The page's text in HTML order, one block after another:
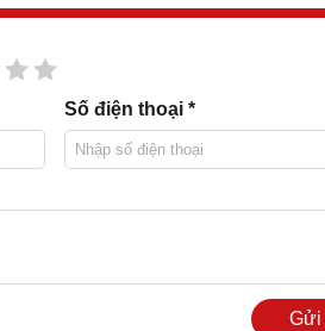
5 sao
4 sao
Số điện thoại *